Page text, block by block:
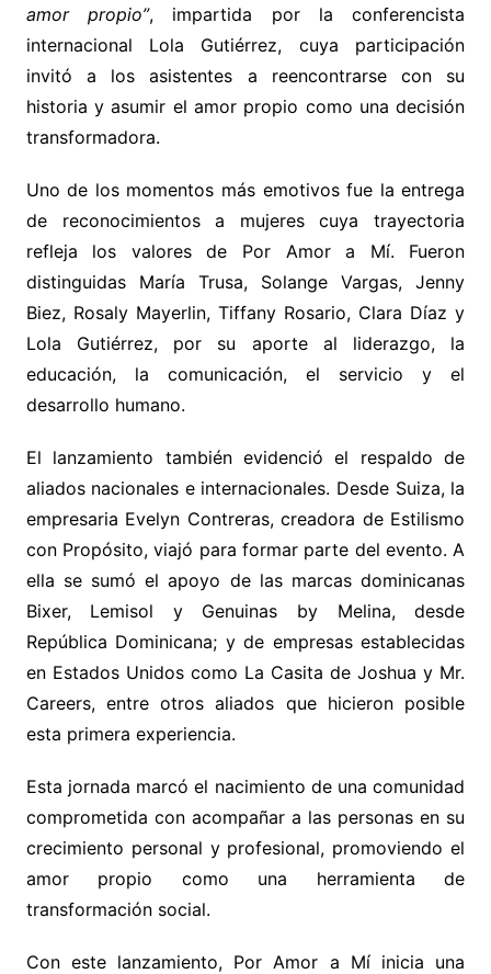
amor propio”, impartida por la conferencista
internacional Lola Gutiérrez, cuya participación
invitó a los asistentes a reencontrarse con su
historia y asumir el amor propio como una decisión
transformadora.
Uno de los momentos más emotivos fue la entrega
de reconocimientos a mujeres cuya trayectoria
refleja los valores de Por Amor a Mí. Fueron
distinguidas María Trusa, Solange Vargas, Jenny
Biez, Rosaly Mayerlin, Tiffany Rosario, Clara Díaz y
Lola Gutiérrez, por su aporte al liderazgo, la
educación, la comunicación, el servicio y el
desarrollo humano.
El lanzamiento también evidenció el respaldo de
aliados nacionales e internacionales. Desde Suiza, la
empresaria Evelyn Contreras, creadora de Estilismo
con Propósito, viajó para formar parte del evento. A
ella se sumó el apoyo de las marcas dominicanas
Bixer, Lemisol y Genuinas by Melina, desde
República Dominicana; y de empresas establecidas
en Estados Unidos como La Casita de Joshua y Mr.
Careers, entre otros aliados que hicieron posible
esta primera experiencia.
Esta jornada marcó el nacimiento de una comunidad
comprometida con acompañar a las personas en su
crecimiento personal y profesional, promoviendo el
amor propio como una herramienta de
transformación social.
Con este lanzamiento, Por Amor a Mí inicia una